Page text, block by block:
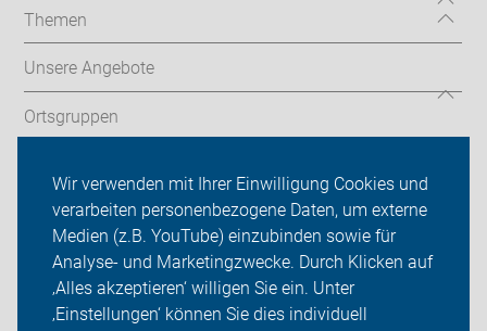
Wir verwenden mit Ihrer Einwilligung Cookies und
verarbeiten personenbezogene Daten, um externe
Medien (z.B. YouTube) einzubinden sowie für
Analyse- und Marketingzwecke. Durch Klicken auf
‚Alles akzeptieren‘ willigen Sie ein. Unter
‚Einstellungen‘ können Sie dies individuell
Themen
Unsere Angebote
Ortsgruppen
Willkommen - Neu bei uns?
Über uns
Sei dabei